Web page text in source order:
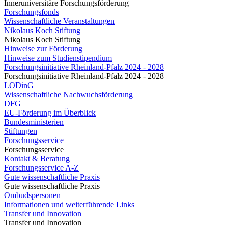
Inneruniversitäre Forschungsförderung
Forschungsfonds
Wissenschaftliche Veranstaltungen
Nikolaus Koch Stiftung
Nikolaus Koch Stiftung
Hinweise zur Förderung
Hinweise zum Studienstipendium
Forschungsinitiative Rheinland-Pfalz 2024 - 2028
Forschungsinitiative Rheinland-Pfalz 2024 - 2028
LODinG
Wissenschaftliche Nachwuchsförderung
DFG
EU-Förderung im Überblick
Bundesministerien
Stiftungen
Forschungsservice
Forschungsservice
Kontakt & Beratung
Forschungsservice A-Z
Gute wissenschaftliche Praxis
Gute wissenschaftliche Praxis
Ombudspersonen
Informationen und weiterführende Links
Transfer und Innovation
Transfer und Innovation